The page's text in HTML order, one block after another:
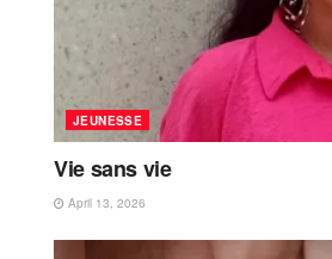
JEUNESSE
Vie sans vie
April 13, 2026